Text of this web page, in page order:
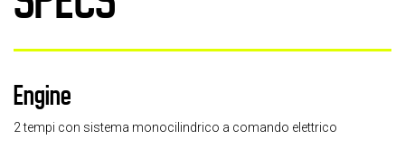
Engine
2 tempi con sistema monocilindrico a comando elettrico